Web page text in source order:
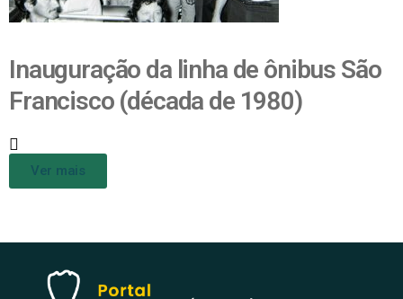
Inauguração da linha de ônibus São
Francisco (década de 1980)
Ver mais